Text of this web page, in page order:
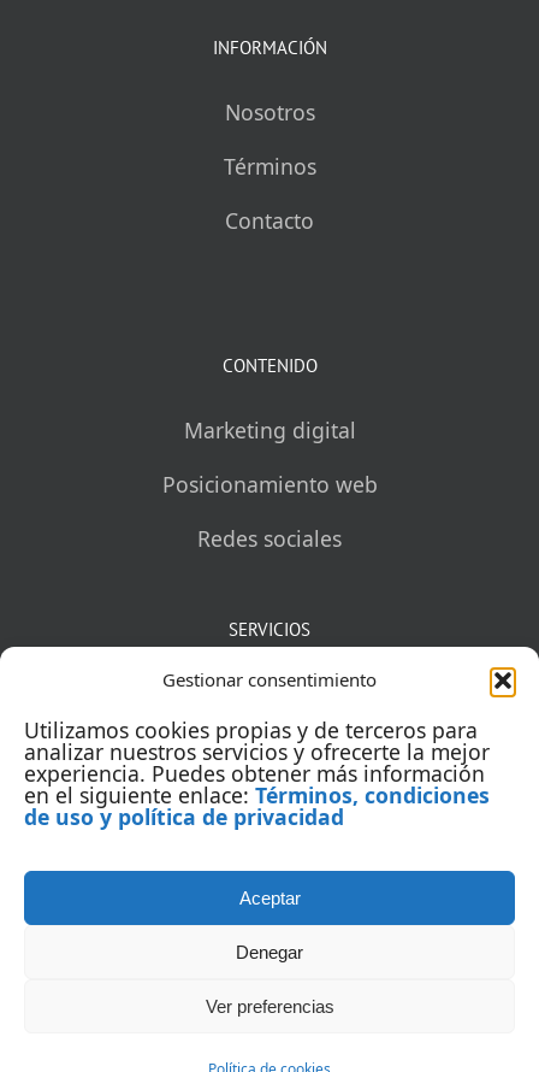
Gestionar consentimiento
Utilizamos cookies propias y de terceros para
analizar nuestros servicios y ofrecerte la mejor
experiencia. Puedes obtener más información
en el siguiente enlace: Términos, condiciones
de uso y política de privacidad
Aceptar
Denegar
Ver preferencias
INFORMACIÓN
Nosotros
Términos
Contacto
CONTENIDO
Marketing digital
Posicionamiento web
Redes sociales
SERVICIOS
Mentorías
Auditorías
Capacitación